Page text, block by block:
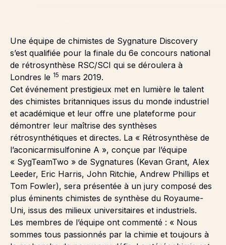
Une équipe de chimistes de Sygnature Discovery
s’est qualifiée pour la finale du 6e concours national
de rétrosynthèse RSC/SCI qui se déroulera à
Londres le 15 mars 2019.
Cet événement prestigieux met en lumière le talent
des chimistes britanniques issus du monde industriel
et académique et leur offre une plateforme pour
démontrer leur maîtrise des synthèses
rétrosynthétiques et directes. La « Rétrosynthèse de
l’aconicarmisulfonine A », conçue par l’équipe
« SygTeamTwo » de Sygnatures (Kevan Grant, Alex
Leeder, Eric Harris, John Ritchie, Andrew Phillips et
Tom Fowler), sera présentée à un jury composé des
plus éminents chimistes de synthèse du Royaume-
Uni, issus des milieux universitaires et industriels.
Les membres de l’équipe ont commenté : « Nous
sommes tous passionnés par la chimie et toujours à